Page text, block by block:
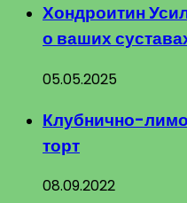
Хондроитин
о ваших
05.05.2025
Клубнично-
торт
08.09.2022